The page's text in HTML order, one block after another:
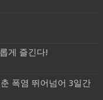
게 즐긴다!
폭염 뛰어넘어 3일간